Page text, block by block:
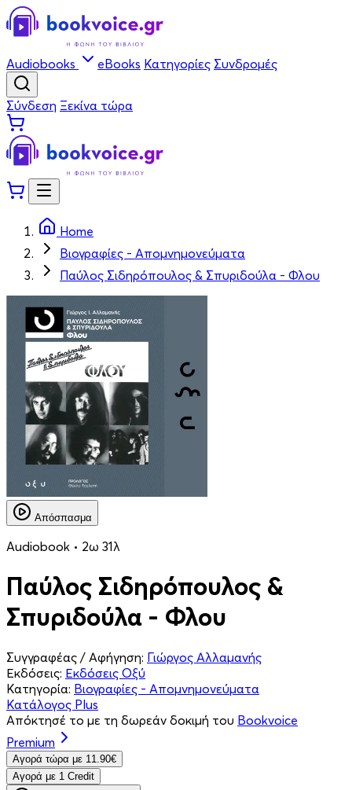
Audiobooks eBooks Κατηγορίες Συνδρομές
Σύνδεση Ξεκίνα τώρα
Home
Βιογραφίες - Απομνημονεύματα
Παύλος Σιδηρόπουλος & Σπυριδούλα - Φλου
Απόσπασμα
Audiobook • 2ω 31λ
Παύλος Σιδηρόπουλος &
Σπυριδούλα - Φλου
Συγγραφέας / Αφήγηση: Γιώργος Αλλαμανής
Εκδόσεις: Εκδόσεις Οξύ
Κατηγορία: Βιογραφίες - Απομνημονεύματα
Κατάλογος Plus
Απόκτησέ το με τη δωρεάν δοκιμή του Bookvoice
Premium
Aγορά τώρα με 11.90€
Aγορά με 1 Credit